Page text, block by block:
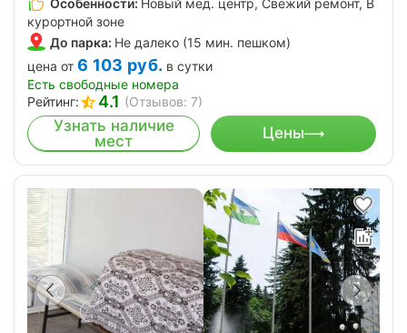
курортной зоне
До парка: Не далеко (15 мин. пешком)
цена от 6 103 руб. в сутки
Есть свободные номера
Рейтинг:
4.1 (Отзывов: 7)
Узнать наличие
мест
Цены